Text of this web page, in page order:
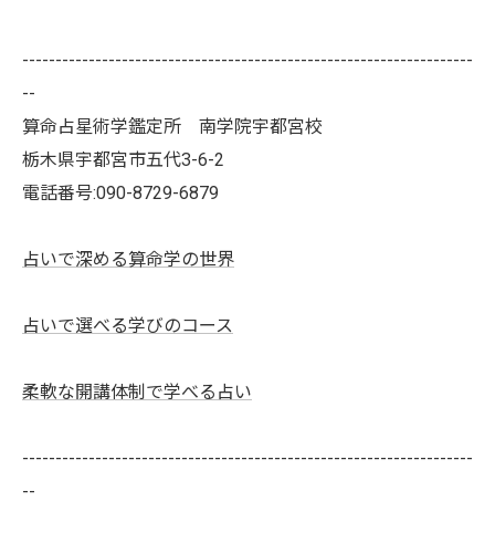
--------------------------------------------------------------------
--
算命占星術学鑑定所 南学院宇都宮校
栃木県宇都宮市五代3-6-2
電話番号:090-8729-6879
占いで深める算命学の世界
占いで選べる学びのコース
柔軟な開講体制で学べる占い
--------------------------------------------------------------------
--